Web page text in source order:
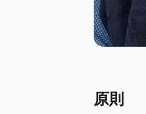
原則